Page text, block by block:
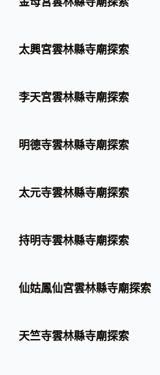
太興宮雲林縣寺廟探索
李天宮雲林縣寺廟探索
明德寺雲林縣寺廟探索
太元寺雲林縣寺廟探索
持明寺雲林縣寺廟探索
仙姑鳳仙宮雲林縣寺廟探索
天竺寺雲林縣寺廟探索